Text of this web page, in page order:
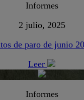
Informes
2 julio, 2025
de paro de junio
Leer
Informes